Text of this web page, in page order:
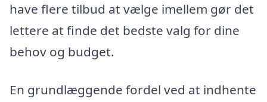
have flere tilbud at vælge imellem gør det
lettere at finde det bedste valg for dine
behov og budget.
En grundlæggende fordel ved at indhente